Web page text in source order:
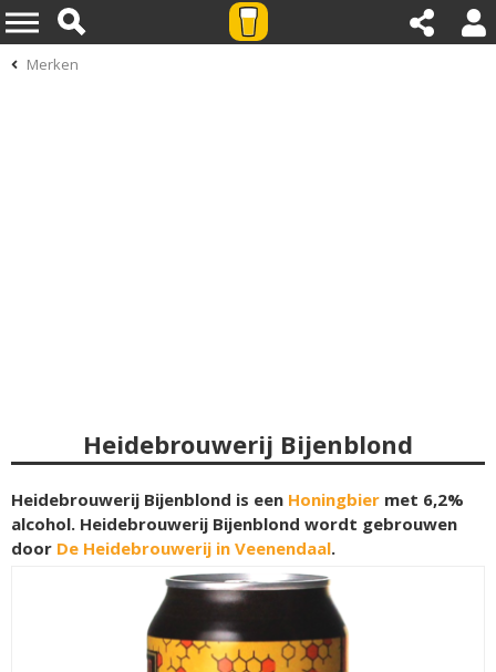
Merken
Heidebrouwerij Bijenblond
Heidebrouwerij Bijenblond is een Honingbier met 6,2%
alcohol. Heidebrouwerij Bijenblond wordt gebrouwen
door De Heidebrouwerij in Veenendaal.